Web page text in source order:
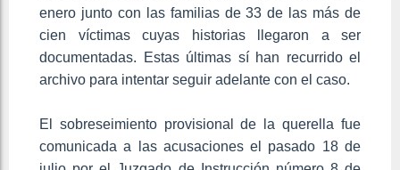
enero junto con las familias de 33 de las más de
cien víctimas cuyas historias llegaron a ser
documentadas. Estas últimas sí han recurrido el
archivo para intentar seguir adelante con el caso.
El sobreseimiento provisional de la querella fue
comunicada a las acusaciones el pasado 18 de